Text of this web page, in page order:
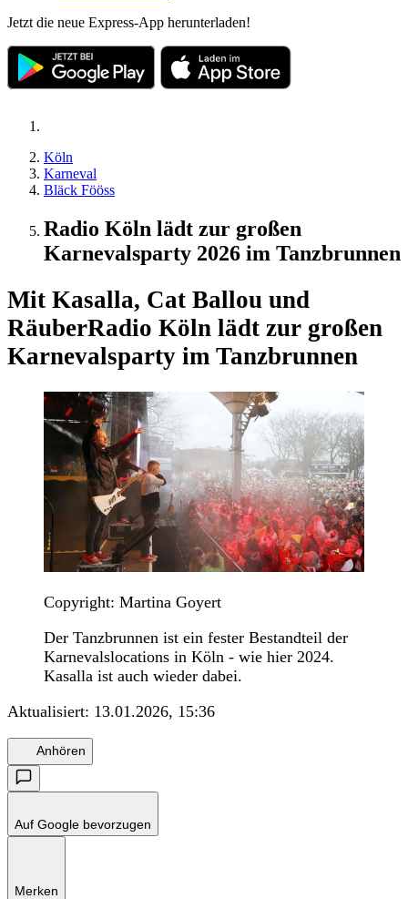
Jetzt die neue Express-App herunterladen!
Köln
Karneval
Bläck Fööss
Radio Köln lädt zur großen
Karnevalsparty 2026 im Tanzbrunnen
Mit Kasalla, Cat Ballou und
RäuberRadio Köln lädt zur großen
Karnevalsparty im Tanzbrunnen
Copyright: Martina Goyert
Der Tanzbrunnen ist ein fester Bestandteil der
Karnevalslocations in Köln - wie hier 2024.
Kasalla ist auch wieder dabei.
Aktualisiert: 13.01.2026, 15:36
Anhören
Auf Google bevorzugen
Merken